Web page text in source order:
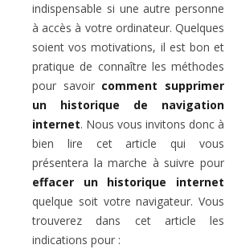
indispensable si une autre personne
à accès à votre ordinateur. Quelques
soient vos motivations, il est bon et
pratique de connaître les méthodes
pour savoir comment supprimer
un historique de navigation
internet. Nous vous invitons donc à
bien lire cet article qui vous
présentera la marche à suivre pour
effacer un historique internet
quelque soit votre navigateur. Vous
trouverez dans cet article les
indications pour :